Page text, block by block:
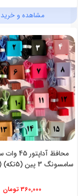
مشاهده و خرید
محافظ
سامسونگ 3 پین (5تکه) (کدa0298)
360,000 تومان